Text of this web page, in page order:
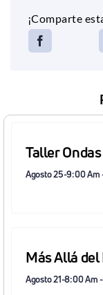
¡Comparte
Taller
Agosto 25-9:00 Am
Más Allá
Agosto 21-8:00 Am-